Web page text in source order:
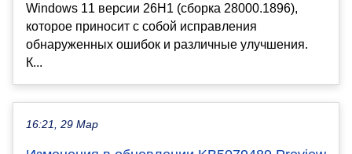
Windows 11 версии 26H1 (сборка 28000.1896),
которое приносит с собой исправления
обнаруженных ошибок и различные улучшения.
К...
16:21, 29 Мар